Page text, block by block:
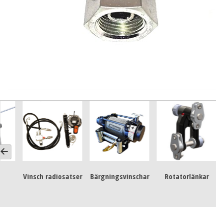
Vinsch radiosatser Bärgningsvinschar Rotatorlänkar